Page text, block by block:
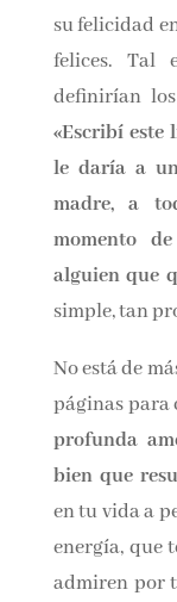
cinco
identificado
alrededor a
propósito
antiguos
libro como si
una
todas las
vidas
profundo… y
No está de
sus
prosa, su
además